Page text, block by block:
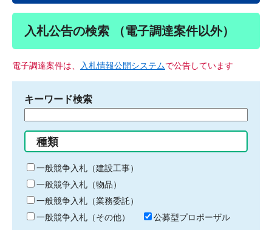
入札公告の検索 （電子調達案件以外）
電子調達案件は、 入札情報公開システムで公告しています
キーワード検索
る
キ
ー
ワ
ー
ド
種類
一般競争入札（建設工事）
一般競争入札（物品）
一般競争入札（業務委託）
一般競争入札（その他）
公募型プロポーザル